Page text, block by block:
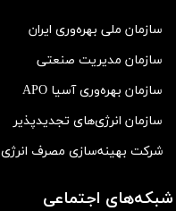
سازمان ملی بهره‌وری ایران
سازمان مدیریت صنعتی
سازمان بهره‌وری آسیا APO
سازمان انرژی‌های تجدیدپذیر
شرکت بهينه‌سازی مصرف انرژی
شبکه‌های اجتماعی